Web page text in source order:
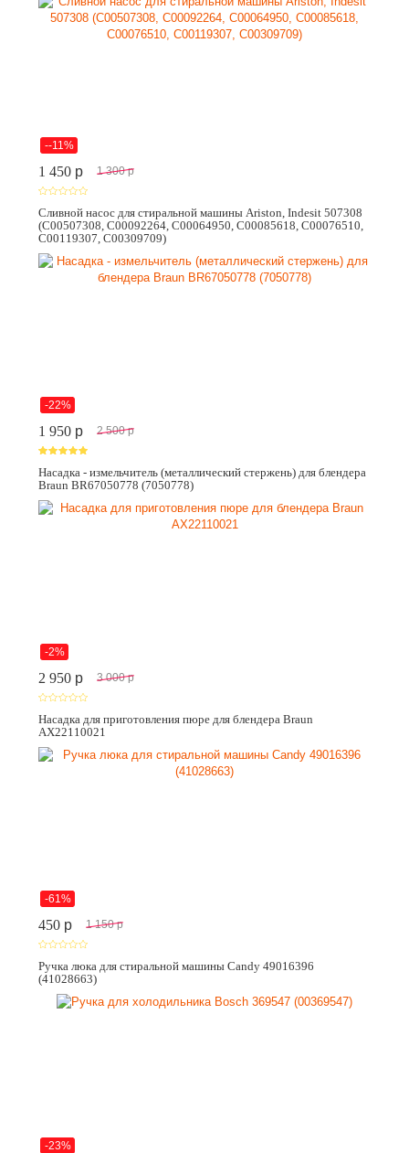
--11%
1 450 p 1 300 p
Сливной насос для стиральной машины Ariston, Indesit 507308
(C00507308, C00092264, C00064950, C00085618, C00076510,
C00119307, C00309709)
-22%
1 950 p 2 500 p
Насадка - измельчитель (металлический стержень) для блендера
Braun BR67050778 (7050778)
-2%
2 950 p 3 000 p
Насадка для приготовления пюре для блендера Braun
AX22110021
-61%
450 p 1 150 p
Ручка люка для стиральной машины Candy 49016396
(41028663)
-23%